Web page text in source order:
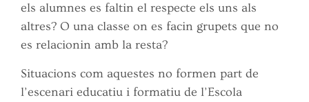
els alumnes es faltin el respecte els uns als
altres? O una classe on es facin grupets que no
es relacionin amb la resta?
Situacions com aquestes no formen part de
l’escenari educatiu i formatiu de l’Escola